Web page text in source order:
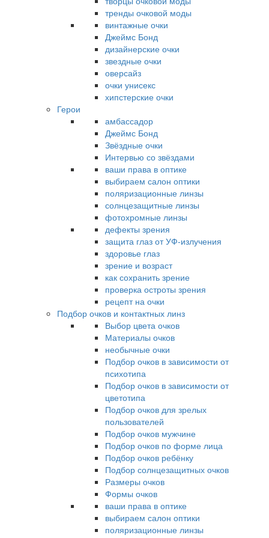
тренды очковой моды
винтажные очки
Джеймс Бонд
дизайнерские очки
звездные очки
оверсайз
очки унисекс
хипстерские очки
Герои
амбассадор
Джеймс Бонд
Звёздные очки
Интервью со звёздами
ваши права в оптике
выбираем салон оптики
поляризационные линзы
солнцезащитные линзы
фотохромные линзы
дефекты зрения
защита глаз от УФ-излучения
здоровье глаз
зрение и возраст
как сохранить зрение
проверка остроты зрения
рецепт на очки
Подбор очков и контактных линз
Выбор цвета очков
Материалы очков
необычные очки
Подбор очков в зависимости от
психотипа
Подбор очков в зависимости от
цветотипа
Подбор очков для зрелых
пользователей
Подбор очков мужчине
Подбор очков по форме лица
Подбор очков ребёнку
Подбор солнцезащитных очков
Размеры очков
Формы очков
ваши права в оптике
выбираем салон оптики
поляризационные линзы